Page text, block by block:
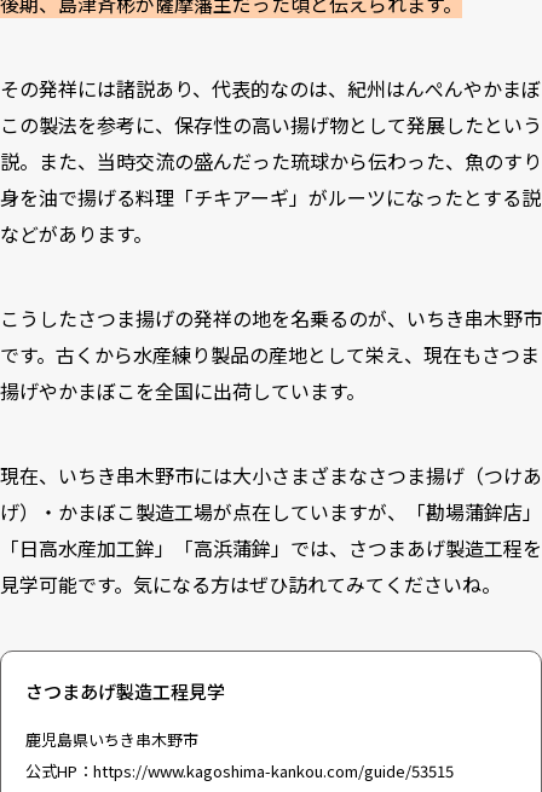
その発祥には諸説あり、代表的なのは、紀州はんぺんやかまぼ
この製法を参考に、保存性の高い揚げ物として発展したという
説。また、当時交流の盛んだった琉球から伝わった、魚のすり
身を油で揚げる料理「チキアーギ」がルーツになったとする説
などがあります。
こうしたさつま揚げの発祥の地を名乗るのが、いちき串木野市
です。古くから水産練り製品の産地として栄え、現在もさつま
揚げやかまぼこを全国に出荷しています。
現在、いちき串木野市には大小さまざまなさつま揚げ（つけあ
げ）・かまぼこ製造工場が点在していますが、「勘場蒲鉾店」
「日高水産加工鉾 」「高浜蒲鉾 」では、さつまあげ製造工程を
見学可能です。気になる方はぜひ訪れてみてくださいね。
さつまあげ製造工程見学
鹿児島県いちき串木野市
公式HP： https://www.kagoshima-kankou.com/guide/53515